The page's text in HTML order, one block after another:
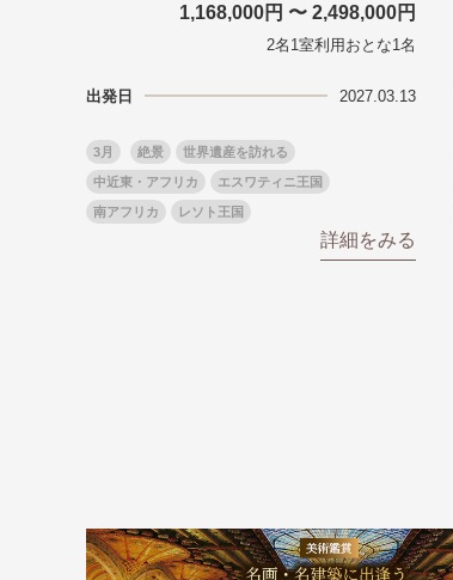
1,168,000円 〜 2,498,000円
2名1室利用おとな1名
出発日 2027.03.13
3月 絶景 世界遺産を訪れる
中近東・アフリカ エスワティニ王国
南アフリカ レソト王国
詳細をみる